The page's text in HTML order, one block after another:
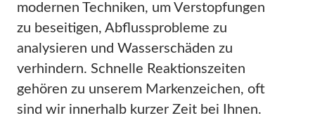
modernen Techniken, um Verstopfungen
zu beseitigen, Abflussprobleme zu
analysieren und Wasserschäden zu
verhindern. Schnelle Reaktionszeiten
gehören zu unserem Markenzeichen, oft
sind wir innerhalb kurzer Zeit bei Ihnen.